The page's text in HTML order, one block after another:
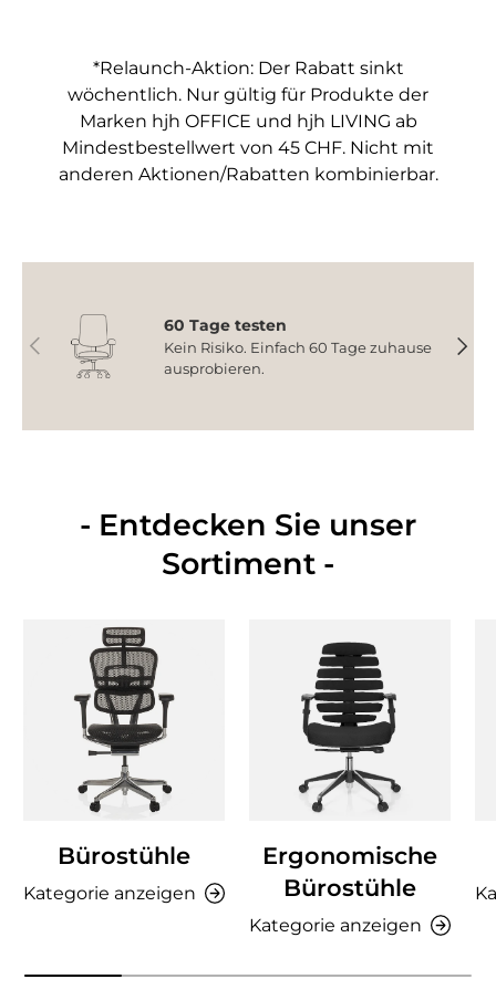
*Relaunch-Aktion: Der Rabatt sinkt
wöchentlich. Nur gültig für Produkte der
Marken hjh OFFICE und hjh LIVING ab
Mindestbestellwert von 45 CHF. Nicht mit
anderen Aktionen/Rabatten kombinierbar.
Vorherige
60 Tage testen
Kein Risiko. Einfach 60 Tage zuhause
ausprobieren.
- Entdecken Sie unser
Sortiment -
Bürostühle
Kategorie anzeigen
Ergonomische
Bürostühle
Kategorie anzeigen